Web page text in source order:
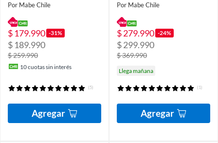
Por Mabe Chile
$ 179.990 -31%
$ 189.990
$ 259.990
10cuotas sin interés
(5)
Agregar
Por Mabe Chile
$ 279.990 -24%
$ 299.990
$ 369.990
Llega mañana
(1)
Agregar